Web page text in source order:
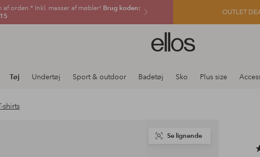
af orden.* Inkl. masser af møbler! Brug koden:
OUTLET
Ellos
logo
gå
Tøj Undertøj Sport & outdoor Badetøj Sko Plus size
shirts
Se lignende